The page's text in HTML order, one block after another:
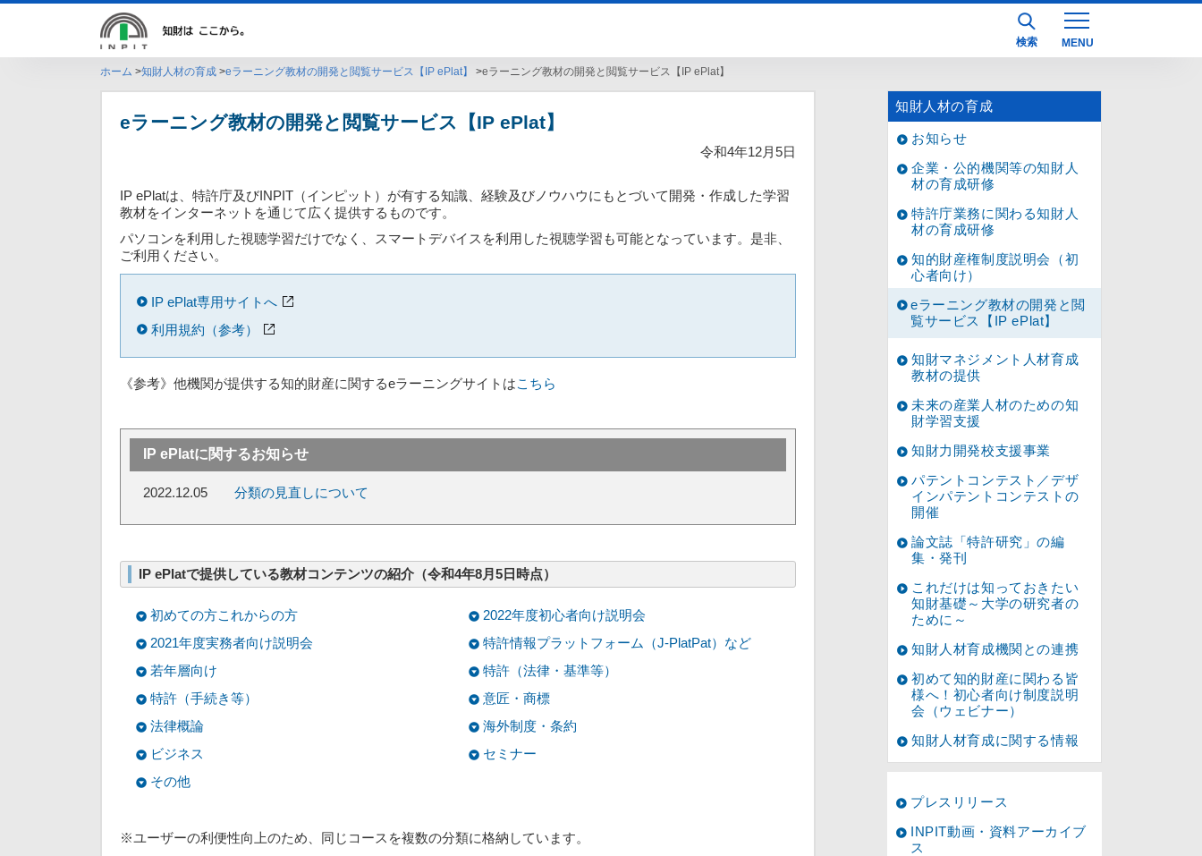
検索
ホーム 知財人材の育成 eラーニング教材の開発と閲覧サービス【IP ePlat】 eラーニング教材の開発と閲覧サービス【IP ePlat】
eラーニング教材の開発と閲覧サービス【IP ePlat】
令和4年12月5日
IP ePlatは、特許庁及びINPIT（インピット）が有する知識、経験及びノウハウにもとづいて開発・作成した学習
教材をインターネットを通じて広く提供するものです。
パソコンを利用した視聴学習だけでなく、スマートデバイスを利用した視聴学習も可能となっています。是非、
ご利用ください。
IP ePlat専用サイトへ
利用規約（参考）
《参考》他機関が提供する知的財産に関するeラーニングサイトはこちら
IP ePlatに関するお知らせ
2022.12.05 分類の見直しについて
IP ePlatで提供している教材コンテンツの紹介（令和4年8月5日時点）
初めての方これからの方
2022年度初心者向け説明会
2021年度実務者向け説明会
特許情報プラットフォーム（J-PlatPat）など
若年層向け
特許（法律・基準等）
特許（手続き等）
意匠・商標
法律概論
海外制度・条約
ビジネス
セミナー
その他
※ユーザーの利便性向上のため、同じコースを複数の分類に格納しています。
知財人材の育成
お知らせ
企業・公的機関等の知財人
材の育成研修
特許庁業務に関わる知財人
材の育成研修
知的財産権制度説明会（初
心者向け）
eラーニング教材の開発と閲
覧サービス【IP ePlat】
知財マネジメント人材育成
教材の提供
未来の産業人材のための知
財学習支援
知財力開発校支援事業
パテントコンテスト／デザ
インパテントコンテストの
開催
論文誌「特許研究」の編
集・発刊
これだけは知っておきたい
知財基礎～大学の研究者の
ために～
知財人材育成機関との連携
初めて知的財産に関わる皆
様へ！初心者向け制度説明
会（ウェビナー）
知財人材育成に関する情報
プレスリリース
INPIT動画・資料アーカイブ
ス